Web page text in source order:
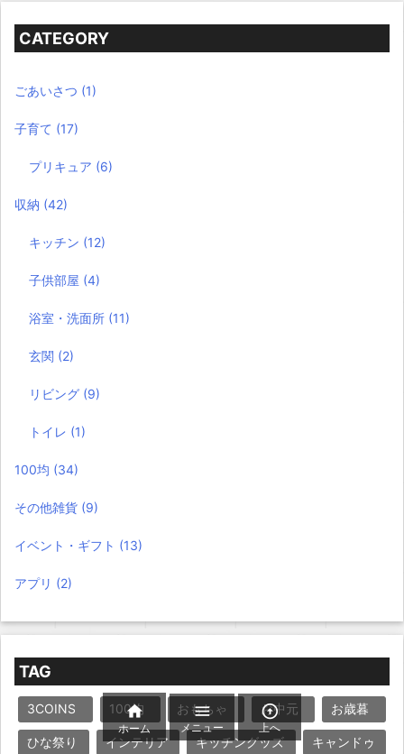
CATEGORY
ごあいさつ (1)
子育て (17)
プリキュア (6)
収納 (42)
キッチン (12)
子供部屋 (4)
浴室・洗面所 (11)
玄関 (2)
リビング (9)
トイレ (1)
100均 (34)
その他雑貨 (9)
イベント・ギフト (13)
アプリ (2)
TAG
3COINS 100均 おもちゃ お中元 お歳暮
ひな祭り インテリア キッチングッズ キャンドゥ

ホーム

メニュー

上へ